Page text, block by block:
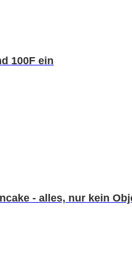
100F ein
- alles, nur kein